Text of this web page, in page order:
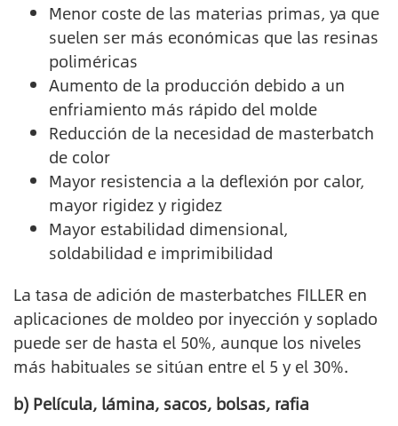
Menor coste de las materias primas, ya que
suelen ser más económicas que las resinas
poliméricas
Aumento de la producción debido a un
enfriamiento más rápido del molde
Reducción de la necesidad de masterbatch
de color
Mayor resistencia a la deflexión por calor,
mayor rigidez y rigidez
Mayor estabilidad dimensional,
soldabilidad e imprimibilidad
La tasa de adición de masterbatches FILLER en
aplicaciones de moldeo por inyección y soplado
puede ser de hasta el 50%, aunque los niveles
más habituales se sitúan entre el 5 y el 30%.
b) Película, lámina, sacos, bolsas, rafia